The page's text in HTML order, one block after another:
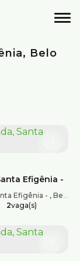
Belo
Efigênia -
Efigênia , Belo Horizonte
2vaga(s)